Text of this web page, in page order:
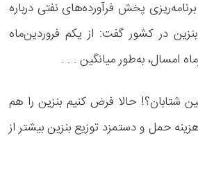
پخش فرآورده‌های نفتی درباره
در کشور گفت: از یکم فروردین‌ماه
شتابان؟! حالا فرض کنیم بنزین را هم
حمل و دستمزد توزیع بنزین بیشتر از